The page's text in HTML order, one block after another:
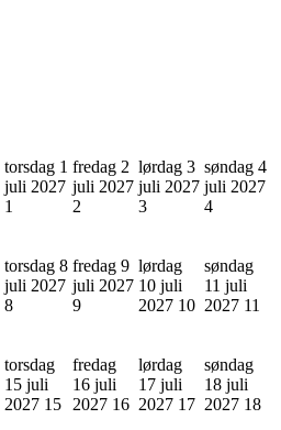
torsdag 1
juli 2027
1
fredag 2
juli 2027
2
lørdag 3
juli 2027
3
søndag 4
juli 2027
4
torsdag 8
juli 2027
8
fredag 9
juli 2027
9
lørdag
10 juli
2027 10
søndag
11 juli
2027 11
torsdag
15 juli
2027 15
fredag
16 juli
2027 16
lørdag
17 juli
2027 17
søndag
18 juli
2027 18